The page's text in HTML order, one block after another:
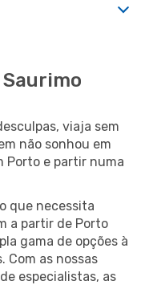
viaja sem
não sonhou em
Porto e partir numa
que necessita
a partir de Porto
gama de opções à
Com as nossas
especialistas, as